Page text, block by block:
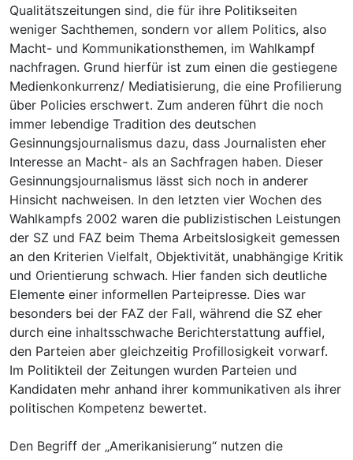
Qualitätszeitungen sind, die für ihre Politikseiten
weniger Sachthemen, sondern vor allem Politics, also
Macht- und Kommunikationsthemen, im Wahlkampf
nachfragen. Grund hierfür ist zum einen die gestiegene
Medienkonkurrenz/ Mediatisierung, die eine Profilierung
über Policies erschwert. Zum anderen führt die noch
immer lebendige Tradition des deutschen
Gesinnungsjournalismus dazu, dass Journalisten eher
Interesse an Macht- als an Sachfragen haben. Dieser
Gesinnungsjournalismus lässt sich noch in anderer
Hinsicht nachweisen. In den letzten vier Wochen des
Wahlkampfs 2002 waren die publizistischen Leistungen
der SZ und FAZ beim Thema Arbeitslosigkeit gemessen
an den Kriterien Vielfalt, Objektivität, unabhängige Kritik
und Orientierung schwach. Hier fanden sich deutliche
Elemente einer informellen Parteipresse. Dies war
besonders bei der FAZ der Fall, während die SZ eher
durch eine inhaltsschwache Berichterstattung auffiel,
den Parteien aber gleichzeitig Profillosigkeit vorwarf.
Im Politikteil der Zeitungen wurden Parteien und
Kandidaten mehr anhand ihrer kommunikativen als ihrer
politischen Kompetenz bewertet.
Den Begriff der „Amerikanisierung“ nutzen die